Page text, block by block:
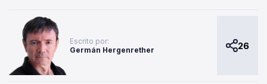
Escrito por:
Germán Hergenrether
26